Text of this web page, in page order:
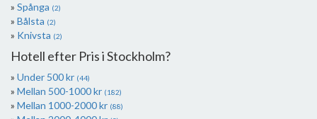
Spånga (2)
Bålsta (2)
Knivsta (2)
Hotell efter Pris i Stockholm?
Under 500 kr (44)
Mellan 500-1000 kr (182)
Mellan 1000-2000 kr (88)